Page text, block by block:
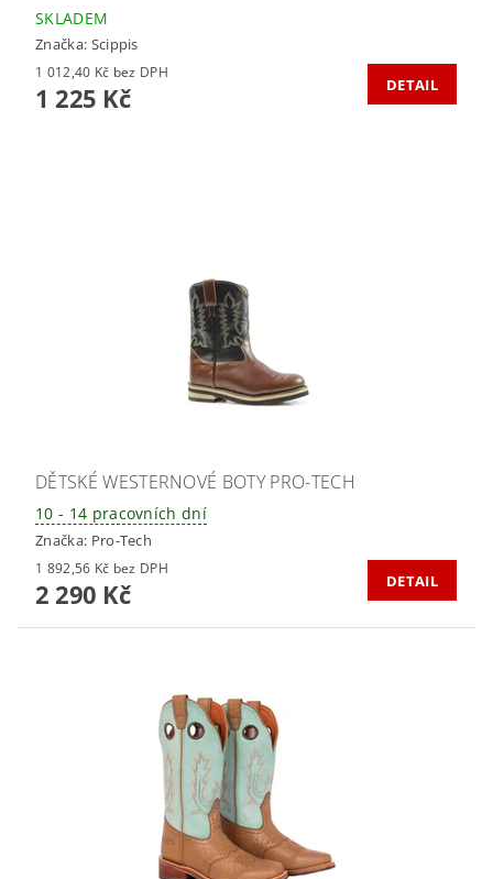
SKLADEM
Značka: Scippis
1 012,40 Kč bez DPH
1 225 Kč DETAIL
DĚTSKÉ WESTERNOVÉ BOTY PRO-TECH
10 - 14 pracovních dní
Značka: Pro-Tech
1 892,56 Kč bez DPH
2 290 Kč DETAIL